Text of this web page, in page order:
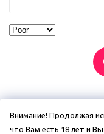
Внимание! Продолжая
что Вам есть 18 лет и